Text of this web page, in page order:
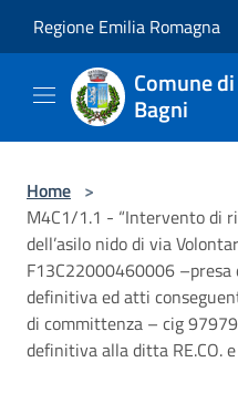
Regione Emilia Romagna
Comune
Bagni
Home >
M4C1/1.1 - “Intervento di
dell’asilo nido di via
F13C22000460006 –presa
definitiva ed atti
di committenza – cig
definitiva alla ditta RE.CO.